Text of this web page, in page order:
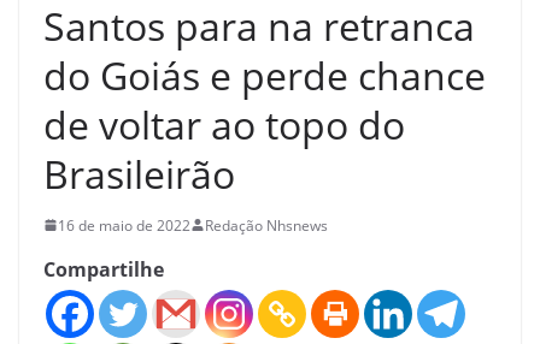
Santos para na retranca
do Goiás e perde chance
de voltar ao topo do
Brasileirão
16 de maio de 2022 Redação Nhsnews
Compartilhe